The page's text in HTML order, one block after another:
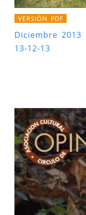
VERSIÓN PDF
Diciembre 2013
13-12-13